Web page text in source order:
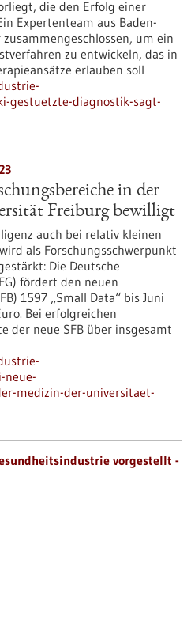
die den Erfolg einer
Expertenteam aus Baden-
um ein
zu entwickeln, das in
erlauben soll
gestuetzte-diagnostik-sagt-
in der
Freiburg bewilligt
auch bei relativ kleinen
als Forschungsschwerpunkt
Die Deutsche
fördert den neuen
1597 „Small Data“ bis Juni
Bei erfolgreichen
der neue SFB über insgesamt
medizin-der-universitaet-
vorgestellt -